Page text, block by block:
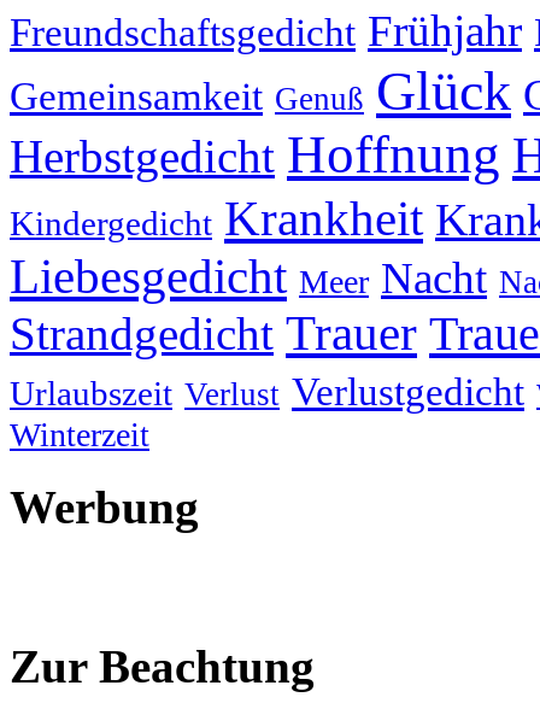
Freundschaftsgedicht Frühjahr
Gemeinsamkeit Genuß Glück
Herbstgedicht Hoffnung
Kindergedicht Krankheit
Liebesgedicht Meer Nacht
Strandgedicht Trauer
Urlaubszeit Verlust Verlustgedicht
Winterzeit
Werbung
Zur Beachtung